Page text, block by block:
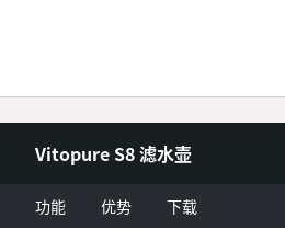
Vitopure S8 滤水壶
功能 优势 下载